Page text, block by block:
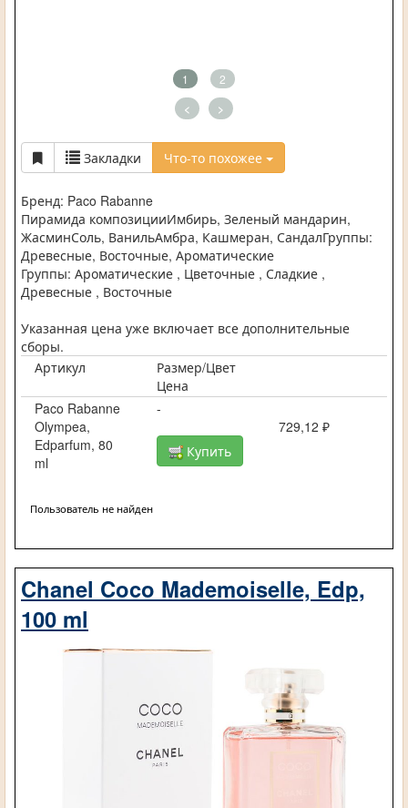
1 2
< >
Закладки Что-то похожее
Бренд: Paco Rabanne
Пирамида композицииИмбирь, Зеленый мандарин,
ЖасминСоль, ВанильАмбра, Кашмеран, СандалГруппы:
Древесные, Восточные, Ароматические
Группы: Ароматические , Цветочные , Сладкие ,
Древесные , Восточные
Указанная цена уже включает все дополнительные
сборы.
Артикул
Размер/Цвет
Цена
Paco Rabanne
Olympea,
Edparfum, 80
ml
-
729,12 ₽
Купить
Пользователь не найден
Chanel Coco Mademoiselle, Edp,
100 ml